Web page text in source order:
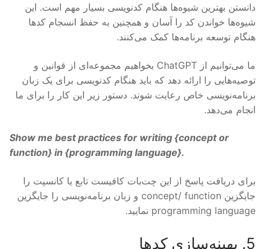
دانستن بهترین شیوه‌ها هنگام کدنویسی بسیار مهم است. این
شیوه‌ها خواندن کد را آسان و همچنین به حفظ انسجام کدها
هنگام توسعه برنامه‌ها کمک می‌کنند.
ما می‌توانیم از ChatGPT بخواهیم مجموعه‌ای از قوانین و
توصیه‌هایی را ارائه دهد که باید هنگام کدنویسی برای یک زبان
برنامه‌نویسی خاص رعایت شوند. دستور زیر این کار را برای ما
انجام می‌دهد.
Show me best practices for writing {concept or
function} in {programming language}.
برای دریافت پاسخ از این چت‌بات کافیست تابع یا کانسپت را
جایگزین concept/ function و زبان برنامه‌نویسی را جایگزین
programming language نمایید.
5. بهینه‌سازی کدها